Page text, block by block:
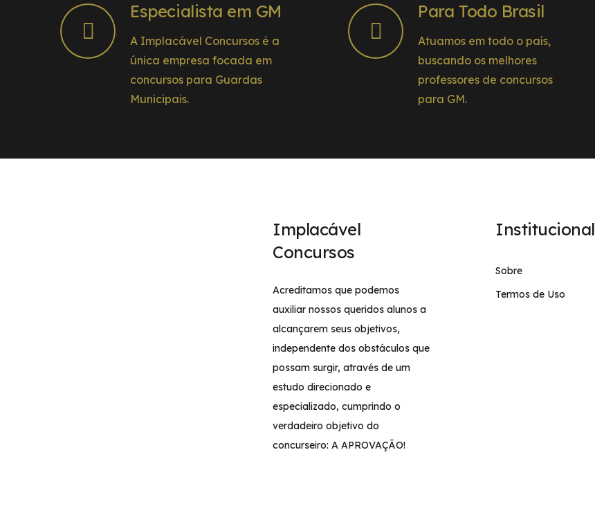
Especialista em GM
A Implacável Concursos é a
única empresa focada em
concursos para Guardas
Municipais.
Para Todo Brasil
Atuamos em todo o país,
buscando os melhores
professores de concursos
para GM.
Implacável
Concursos
Acreditamos que podemos
auxiliar nossos queridos alunos a
alcançarem seus objetivos,
independente dos obstáculos que
possam surgir, através de um
estudo direcionado e
especializado, cumprindo o
verdadeiro objetivo do
concurseiro: A APROVAÇÃO!
Institucional
Sobre
Termos de Uso